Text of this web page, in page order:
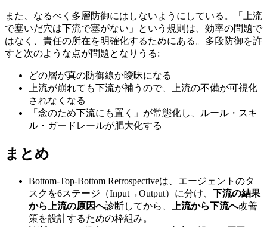
また、なるべく多層防御にはしないようにしている。「上流
で塞いだ穴は下流で塞がない」という規則は、効率の問題で
はなく、責任の所在を明確化するためにある。多段防御を許
すと次のような点が問題となりうる:
どの層が真の防御線か曖昧になる
上流が崩れても下流が補うので、上流の不備が可視化
されなくなる
「念のため下流にも置く」が常態化し、ルール・スキ
ル・ガードレールが肥大化する
まとめ
Bottom-Top-Bottom Retrospectiveは、エージェントのタ
スクを6ステージ（Input→Output）に分け、 下流の結果
から上流の原因へ診断してから、 上流から下流へ改善
策を設計するための枠組み。